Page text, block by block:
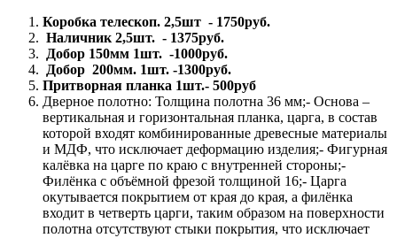
Коробка телескоп. 2,5шт - 1750руб.
Наличник 2,5шт. - 1375руб.
Добор 150мм 1шт. -1000руб.
Добор 200мм. 1шт. -1300руб.
Притворная планка 1шт.- 500руб
Дверное полотно: Толщина полотна 36 мм;- Основа –
вертикальная и горизонтальная планка, царга, в состав
которой входят комбинированные древесные материалы
и МДФ, что исключает деформацию изделия;- Фигурная
калёвка на царге по краю с внутренней стороны;-
Филёнка с объёмной фрезой толщиной 16;- Царга
окутывается покрытием от края до края, а филёнка
входит в четверть царги, таким образом на поверхности
полотна отсутствуют стыки покрытия, что исключает